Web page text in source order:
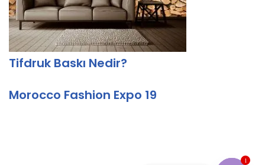
Tifdruk Baskı Nedir?
Morocco Fashion Expo 19
1